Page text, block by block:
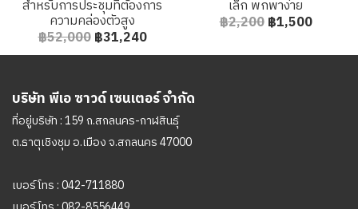
สำหรับการประชุมที่ต้องการ
ความคล่องตัวสูง
฿52,000 ฿31,240
เล็ก พกพาง่าย
฿2,200 ฿1,500
บริษัท พีเอ ซาวด์ เซนเตอร์ จำกัด
ที่อยู่บริษัท : 159 ถ.สกลนคร-กาฬสินธุ์
ต.ธาตุเชิงชุม อ.เมือง จ.สกลนคร 47000
เบอร์โทร :042-711880